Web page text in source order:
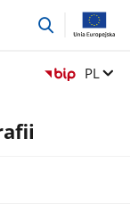
przejdź
Zmień
PL